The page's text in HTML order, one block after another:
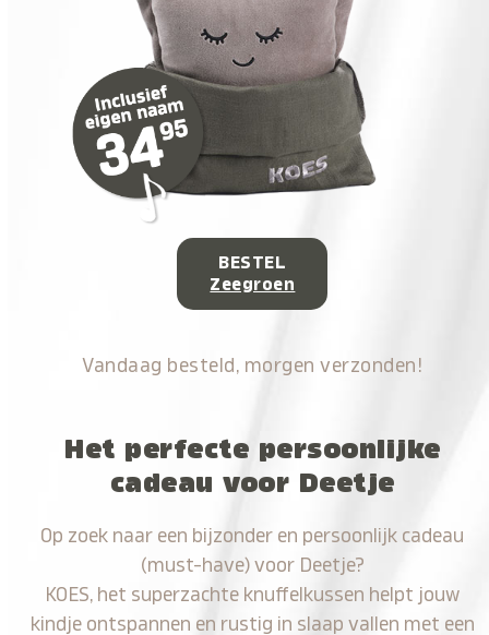
BESTEL
Zeegroen
Vandaag besteld, morgen verzonden!
Het perfecte persoonlijke
cadeau voor Deetje
Op zoek naar een bijzonder en persoonlijk cadeau
(must-have) voor Deetje?
KOES, het superzachte knuffelkussen helpt jouw
kindje ontspannen en rustig in slaap vallen met een